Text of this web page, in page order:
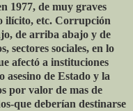
1977, de muy graves
ilícito, etc. Corrupción
de arriba abajo y de
sectores sociales, en lo
afectó a instituciones
de Estado y la
por valor de mas de
que deberían destinarse